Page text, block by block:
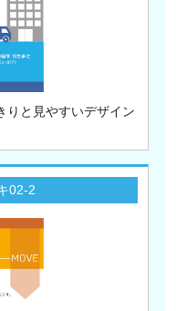
りと見やすいデザイン
02-2